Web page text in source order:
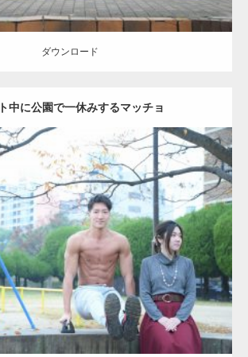
ダウンロード
中に公園で一休みするマッチョ
Update:2021.07.6
のマッチョ その他 AKIHITO(細マッチョ) 腹筋
ンロード